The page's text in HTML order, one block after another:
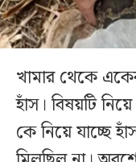
খামার থেকে
হাঁস। বিষয়টি
কে নিয়ে যাচ্ছে